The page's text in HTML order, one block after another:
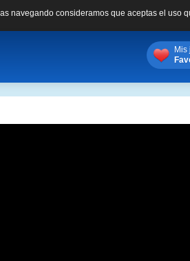
navegando consideramos que aceptas el uso
Mis